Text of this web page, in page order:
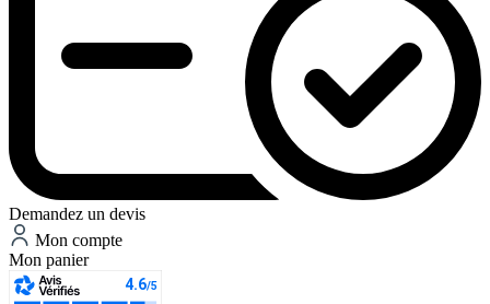
Demandez un devis
Mon compte
Mon panier